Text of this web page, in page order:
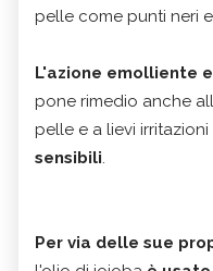
pelle come punti neri
L'azione emolliente
pone rimedio anche
pelle e a lievi
sensibili.
Per via delle sue